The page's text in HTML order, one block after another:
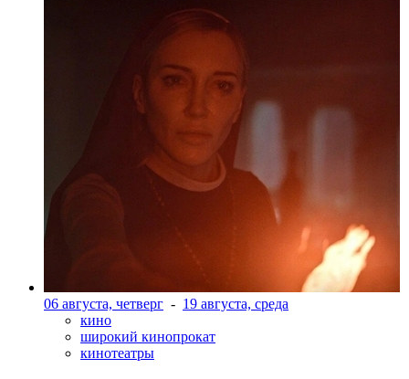
06 августа, четверг - 19 августа, среда
кино
широкий кинопрокат
кинотеатры